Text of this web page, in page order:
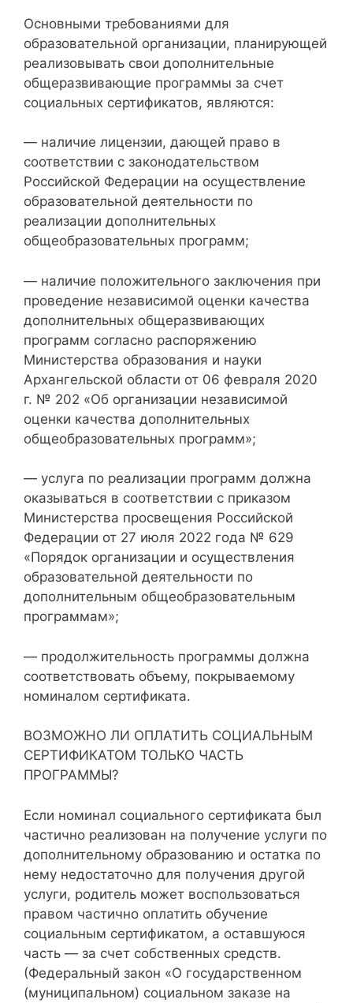
Основными требованиями для
образовательной организации, планирующей
реализовывать свои дополнительные
общеразвивающие программы за счет
социальных сертификатов, являются:
— наличие лицензии, дающей право в
соответствии с законодательством
Российской Федерации на осуществление
образовательной деятельности по
реализации дополнительных
общеобразовательных программ;
— наличие положительного заключения при
проведение независимой оценки качества
дополнительных общеразвивающих
программ согласно распоряжению
Министерства образования и науки
Архангельской области от 06 февраля 2020
г. № 202 «Об организации независимой
оценки качества дополнительных
общеобразовательных программ»;
— услуга по реализации программ должна
оказываться в соответствии с приказом
Министерства просвещения Российской
Федерации от 27 июля 2022 года № 629
«Порядок организации и осуществления
образовательной деятельности по
дополнительным общеобразовательным
программам»;
— продолжительность программы должна
соответствовать объему, покрываемому
номиналом сертификата.
ВОЗМОЖНО ЛИ ОПЛАТИТЬ СОЦИАЛЬНЫМ
СЕРТИФИКАТОМ ТОЛЬКО ЧАСТЬ
ПРОГРАММЫ?
Если номинал социального сертификата был
частично реализован на получение услуги по
дополнительному образованию и остатка по
нему недостаточно для получения другой
услуги, родитель может воспользоваться
правом частично оплатить обучение
социальным сертификатом, а оставшуюся
часть — за счет собственных средств.
(Федеральный закон «О государственном
(муниципальном) социальном заказе на